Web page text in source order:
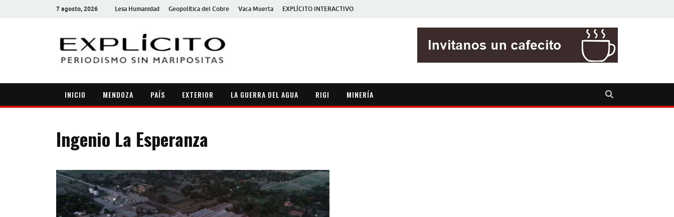
7 agosto, 2026 Lesa Humanidad Geopolítica del Cobre Vaca Muerta EXPLÍCITO INTERACTIVO
INICIO MENDOZA PAÍS EXTERIOR LA GUERRA DEL AGUA RIGI MINERÍA
Ingenio La Esperanza